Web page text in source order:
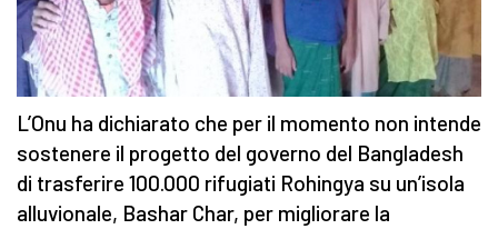
L’Onu ha dichiarato che per il momento non intende
sostenere il progetto del governo del Bangladesh
di trasferire 100.000 rifugiati Rohingya su un’isola
alluvionale, Bashar Char, per migliorare la